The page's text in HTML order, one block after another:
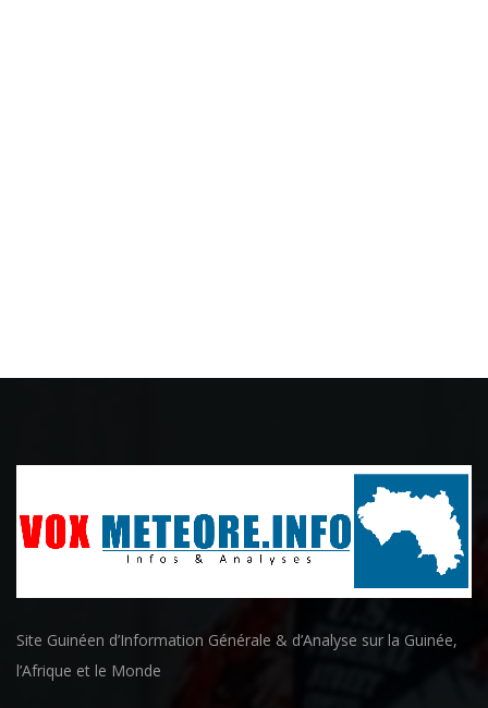
Site Guinéen d’Information Générale & d’Analyse sur la Guinée,
l’Afrique et le Monde